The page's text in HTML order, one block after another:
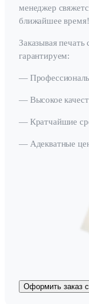
менеджер
ближайшее время!
Заказывая
гарантируем:
—
— Высокое
— Кратчайшие
— Адекватные
Оформить заказ